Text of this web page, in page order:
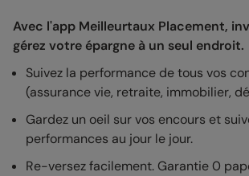
Avec l'app Meilleurtaux Placement,
gérez votre épargne à un seul endroit.
Suivez la performance de tous vos
(assurance vie, retraite, immobilier,
Gardez un oeil sur vos encours et
performances au jour le jour.
Re-versez facilement. Garantie 0